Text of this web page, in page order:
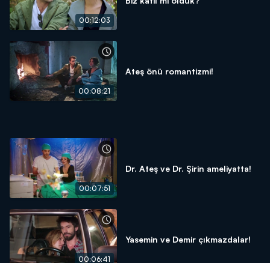
00:12:03
00:08:21
Ateş önü romantizmi!
00:07:51
Dr. Ateş ve Dr. Şirin ameliyatta!
00:06:41
Yasemin ve Demir çıkmazdalar!